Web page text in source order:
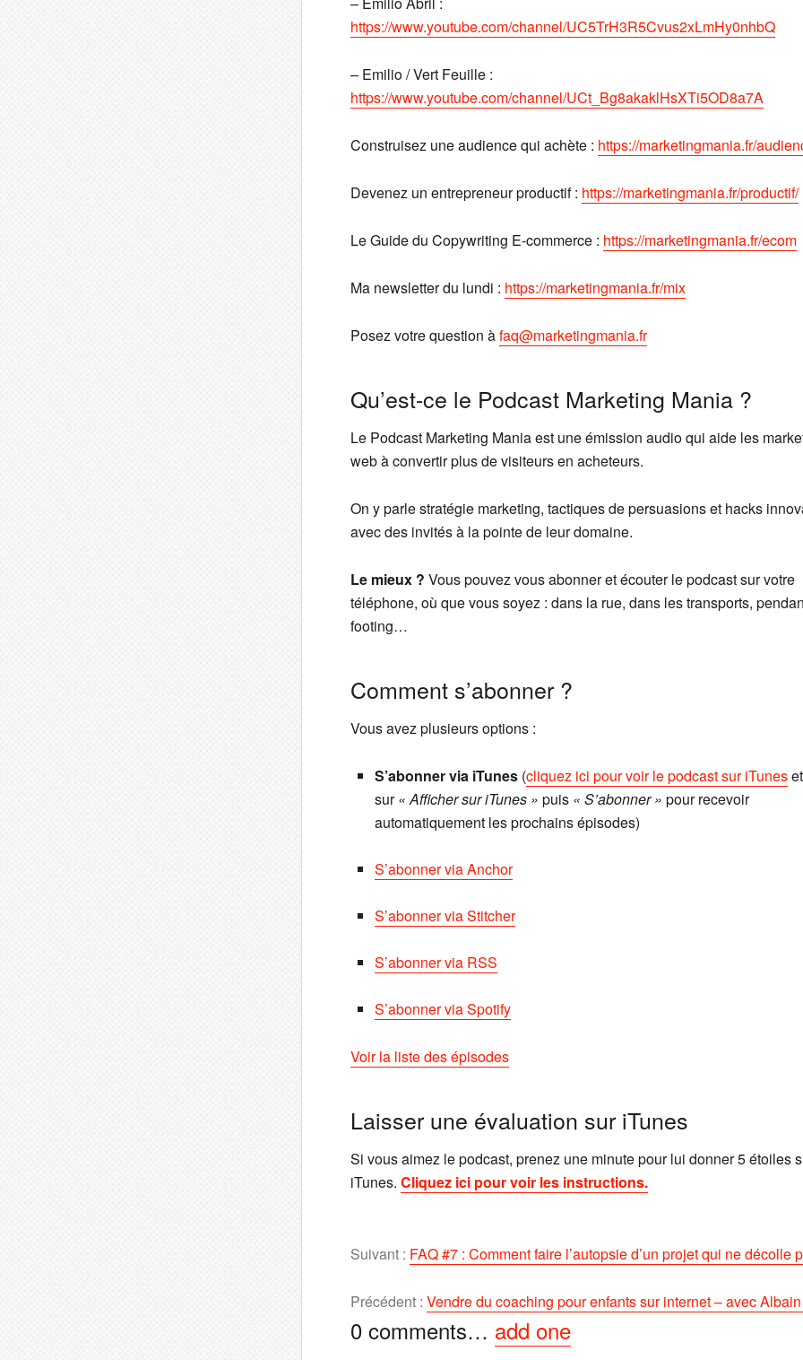
https://www.youtube.com/channel/UC5TrH3R5Cvus2xLmHy0nhbQ
– Emilio / Vert Feuille :
https://www.youtube.com/channel/UCt_Bg8akaklHsXTi5OD8a7A
Construisez une audience qui achète : https://marketingmania.fr/
Devenez un entrepreneur productif : https://marketingmania.fr/productif/
Le Guide du Copywriting E-commerce : https://marketingmania.fr/ecom
Ma newsletter du lundi : https://marketingmania.fr/mix
Posez votre question àfaq@marketingmania.fr
Qu’est-ce le Podcast Marketing Mania ?
Le Podcast Marketing Mania est une émission audio qui aide les
web à convertir plus de visiteurs en acheteurs.
On y parle stratégie marketing, tactiques de persuasions et hacks
avec des invités à la pointe de leur domaine.
Le mieux ? Vous pouvez vous abonner et écouter le podcast sur votre
téléphone, où que vous soyez : dans la rue, dans les transports,
footing…
Comment s’abonner ?
Vous avez plusieurs options :
S’abonner via iTunes (cliquez ici pour voir le podcast sur iTunes
sur« Afficher sur iTunes » puis « S’abonner » pour recevoir
automatiquement les prochains épisodes)
S’abonner via Anchor
S’abonner via Stitcher
S’abonner via RSS
S’abonner via Spotify
Voir la liste des épisodes
Laisser une évaluation sur iTunes
Si vous aimez le podcast, prenez une minute pour lui donner 5 étoiles
iTunes. Cliquez ici pour voir les instructions.
Suivant : FAQ #7 : Comment faire l’autopsie d’un projet qui ne décolle
Précédent : Vendre du coaching pour enfants sur internet – avec
0 comments… add one